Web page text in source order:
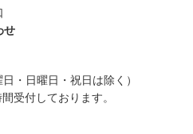
せ
・日曜日・祝日は除く）
受付しております。